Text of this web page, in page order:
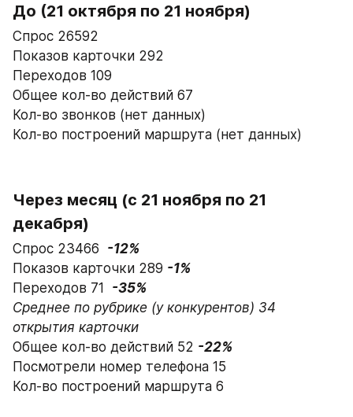
До (21 октября по 21 ноября)
Спрос 26592
Показов карточки 292
Переходов 109
Общее кол-во действий 67
Кол-во звонков (нет данных)
Кол-во построений маршрута (нет данных)
Через месяц (с 21 ноября по 21
декабря)
Спрос 23466 -12%
Показов карточки 289 -1%
Переходов 71
Среднее по рубрике (у конкурентов) 34
открытия карточки
Общее кол-во действий 52 -22%
Посмотрели номер телефона 15
Кол-во построений маршрута 6